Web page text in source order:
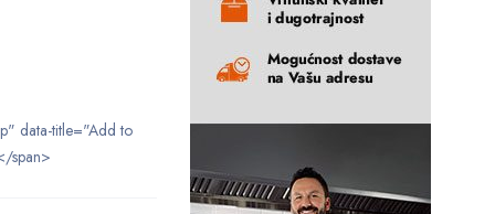
data-title="Add to
span>